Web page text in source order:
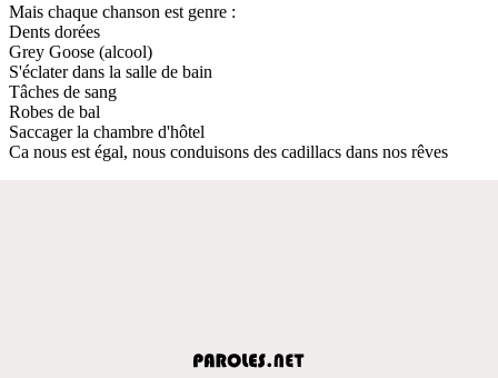
Mais chaque chanson est genre :
Dents dorées
Grey Goose (alcool)
S'éclater dans la salle de bain
Tâches de sang
Robes de bal
Saccager la chambre d'hôtel
Ca nous est égal, nous conduisons des cadillacs dans nos rêves